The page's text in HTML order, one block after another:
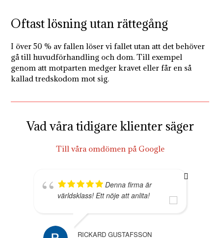
Oftast lösning utan rättegång
I över 50 % av fallen löser vi fallet utan att det behöver
gå till huvudförhandling och dom. Till exempel
genom att motparten medger kravet eller får en så
kallad tredskodom mot sig.
Vad våra tidigare klienter säger
Till våra omdömen på Google
Denna firma är
världsklass! Ett nöje att anlita!
RICKARD GUSTAFSSON